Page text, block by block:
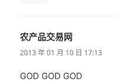
农产品交易网
道：
2013 年 01 月 10 日 17:13
GOD GOD GOD